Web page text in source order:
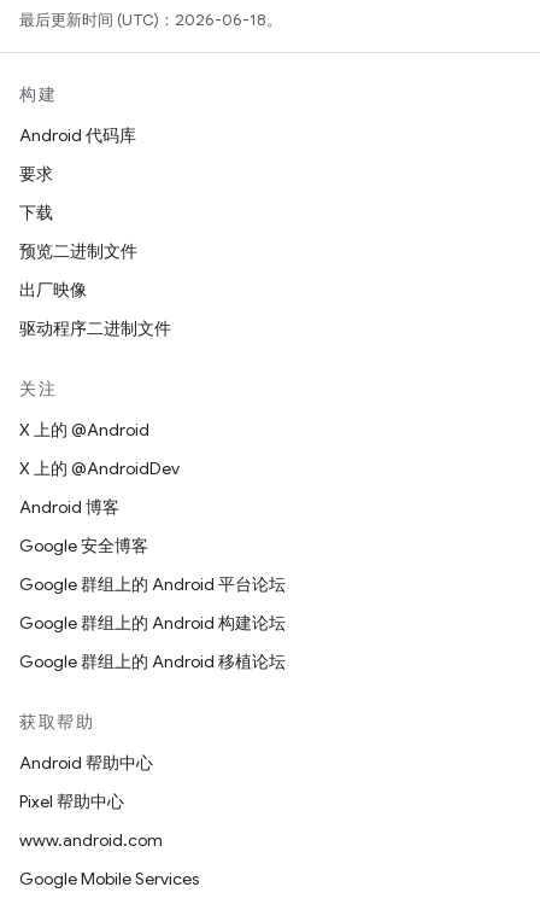
最后更新时间 (UTC)：2026-06-18。
构建
Android 代码库
要求
下载
预览二进制文件
出厂映像
驱动程序二进制文件
关注
X 上的 @Android
X 上的 @AndroidDev
Android 博客
Google 安全博客
Google 群组上的 Android 平台论坛
Google 群组上的 Android 构建论坛
Google 群组上的 Android 移植论坛
获取帮助
Android 帮助中心
Pixel 帮助中心
www.android.com
Google Mobile Services